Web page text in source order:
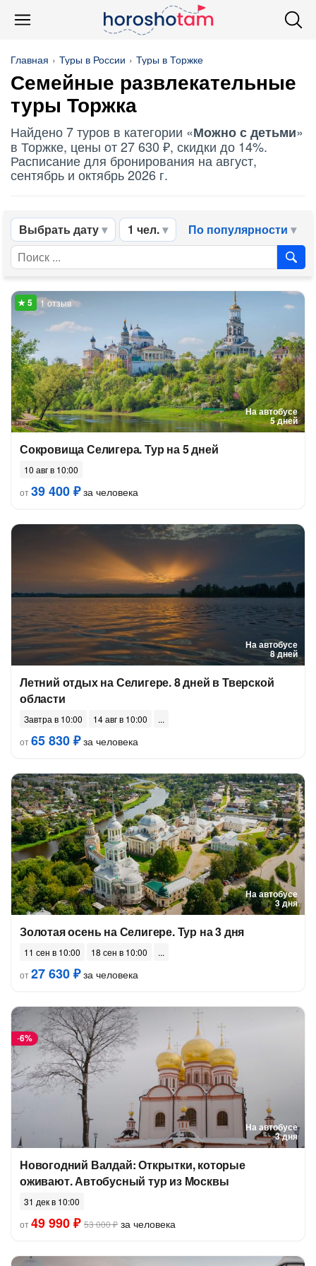
Главная Туры в России Туры в Торжке
Семейные развлекательные
туры Торжка
Найдено 7 туров в категории «Можно с детьми»
в Торжке, цены от 27 630 ₽, скидки до 14%.
Расписание для бронирования на август,
сентябрь и октябрь 2026 г.
Выбрать дату 1 чел. По популярности
На автобусе
5 дней
1 отзыв
Сокровища Селигера. Тур на 5 дней
10 авг в 10:00
от39 400 ₽за человека
На автобусе
8 дней
Летний отдых на Селигере. 8 дней в Тверской
области
Завтра в 10:00
14 авг в 10:00
от65 830 ₽за человека
На автобусе
3 дня
Золотая осень на Селигере. Тур на 3 дня
11 сен в 10:00
18 сен в 10:00
от27 630 ₽за человека
На автобусе
3 дня
-6%
Новогодний Валдай: Открытки, которые
оживают. Автобусный тур из Москвы
31 дек в 10:00
от49 990 ₽ 53 000 ₽ за человека